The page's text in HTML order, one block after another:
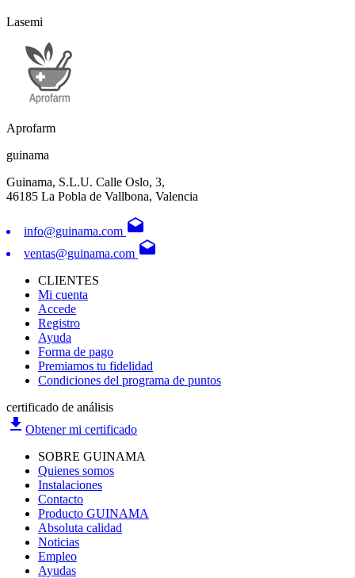
Lasemi
Aprofarm
guinama
Guinama, S.L.U. Calle Oslo, 3,
46185 La Pobla de Vallbona, Valencia
info@guinama.com drafts
ventas@guinama.com drafts
CLIENTES
Mi cuenta
Accede
Registro
Ayuda
Forma de pago
Premiamos tu fidelidad
Condiciones del programa de puntos
certificado de análisis
file_download Obtener mi certificado
SOBRE GUINAMA
Quienes somos
Instalaciones
Contacto
Producto GUINAMA
Absoluta calidad
Noticias
Empleo
Ayudas